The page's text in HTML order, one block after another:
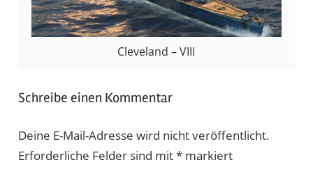
Cleveland – VIII
Schreibe einen Kommentar
Deine E-Mail-Adresse wird nicht veröffentlicht.
Erforderliche Felder sind mit*markiert